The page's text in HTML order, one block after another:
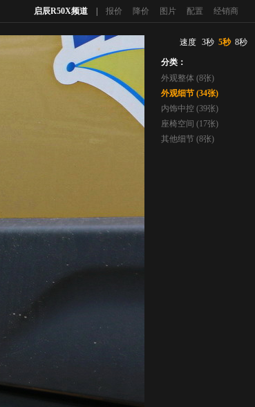
启辰R50X频道 报价 降价 图片 配置 经销商
速度 3秒 5秒 8秒
分类：
外观整体 (8张)
外观细节 (34张)
内饰中控 (39张)
座椅空间 (17张)
其他细节 (8张)